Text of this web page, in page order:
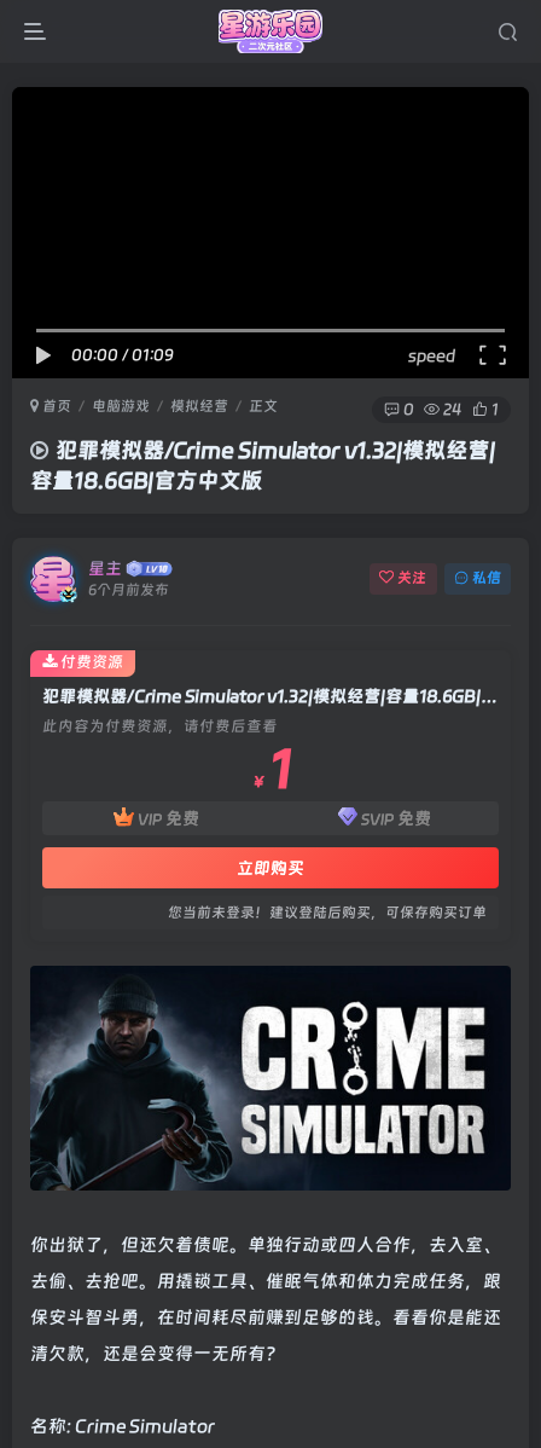
00:00 /01:09 speed
首页 电脑游戏 模拟经营 正文 0 24 1
犯罪模拟器/Crime Simulator v1.32|模拟经营|
容量18.6GB|官方中文版
星主
6个月前发布
关注 私信
犯罪模拟器/Crime Simulator v1.32|模拟经营|容量18.6GB|官方中文版
此内容为付费资源，请付费后查看
￥ 1
VIP 免费 SVIP 免费
立即购买
您当前未登录！建议登陆后购买，可保存购买订单
付费资源
你出狱了，但还欠着债呢。单独行动或四人合作，去入室、
去偷、去抢吧。用撬锁工具、催眠气体和体力完成任务，跟
保安斗智斗勇，在时间耗尽前赚到足够的钱。看看你是能还
清欠款，还是会变得一无所有？
名称: Crime Simulator